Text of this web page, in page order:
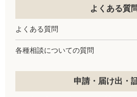
よくある質
よくある質問
各種相談についての質問
申請・届け出・